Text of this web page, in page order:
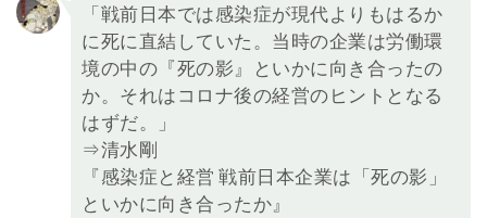
「戦前日本では感染症が現代よりもはるか
に死に直結していた。当時の企業は労働環
境の中の『死の影』といかに向き合ったの
か。それはコロナ後の経営のヒントとなる
はずだ。」
⇒清水剛
『感染症と経営 戦前日本企業は「死の影」
といかに向き合ったか』